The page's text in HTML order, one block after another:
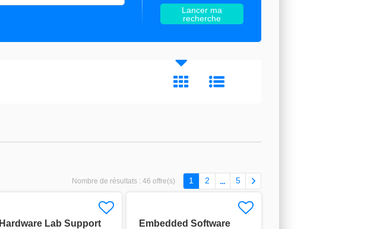
Nombre de résultats : 46 offre(s) 1 2 5
Hardware Lab Support
Embedded Software